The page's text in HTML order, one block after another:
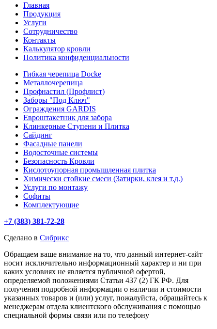
Главная
Продукция
Услуги
Сотрудничество
Контакты
Калькулятор кровли
Политика конфиденциальности
Гибкая черепица Docke
Металлочерепица
Профнастил (Профлист)
Заборы "Под Ключ"
Ограждения GARDIS
Евроштакетник для забора
Клинкерные Ступени и Плитка
Сайдинг
Фасадные панели
Водосточные системы
Безопасность Кровли
Кислотоупорная промышленная плитка
Химически стойкие смеси (Затирки, клея и т.д.)
Услуги по монтажу
Софиты
Комплектующие
+7 (383) 381-72-28
Сделано в Сибрикс
Обращаем ваше внимание на то, что данный интернет-сайт
носит исключительно информационный характер и ни при
каких условиях не является публичной офертой,
определяемой положениями Статьи 437 (2) ГК РФ. Для
получения подробной информации о наличии и стоимости
указанных товаров и (или) услуг, пожалуйста, обращайтесь к
менеджерам отдела клиентского обслуживания с помощью
специальной формы связи или по телефону